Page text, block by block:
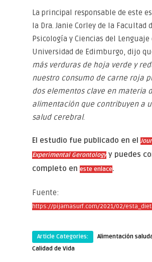
La principal responsable de este
la Dra. Janie Corley de la Facultad
Psicología y Ciencias del Lenguaje
Universidad de Edimburgo, dijo
más verduras de hoja verde y
nuestro consumo de carne roja
dos elementos clave en materia
alimentación que contribuyen a
salud cerebral.
El estudio fue publicado en el
Experimental Gerontology y puedes
completo en este enlace.
Fuente:
https://pijamasurf.com/2021/02/
Article Categories: Alimentación
Calidad de Vida